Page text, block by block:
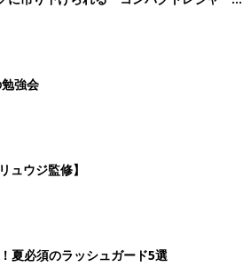
強会
ウジ監修】
夏必須のラッシュガード5選